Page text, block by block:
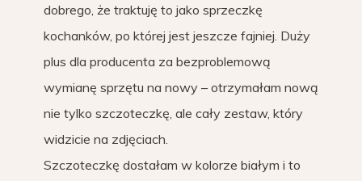
dobrego, że traktuję to jako sprzeczkę
kochanków, po której jest jeszcze fajniej. Duży
plus dla producenta za bezproblemową
wymianę sprzętu na nowy – otrzymałam nową
nie tylko szczoteczkę, ale cały zestaw, który
widzicie na zdjęciach.
Szczoteczkę dostałam w kolorze białym i to